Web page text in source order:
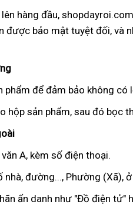
hàng đầu,
được bảo mật tuyệt đối, và
phẩm để đảm bảo không có
hộp sản phẩm, sau đó bọc
văn A, kèm số điện thoại.
nhà, đường..., Phường (Xã),
ẩn danh như "Đồ điện tử"